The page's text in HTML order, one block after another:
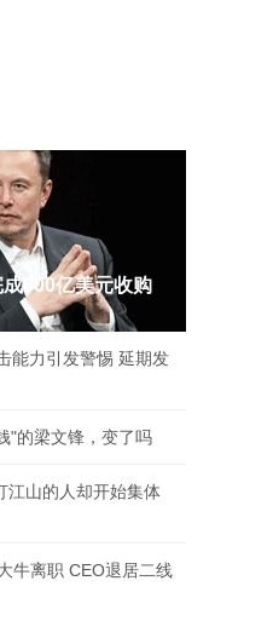
600亿美元收购
能力引发警惕 延期发
"的梁文锋，变了吗
江山的人却开始集体
牛离职 CEO退居二线